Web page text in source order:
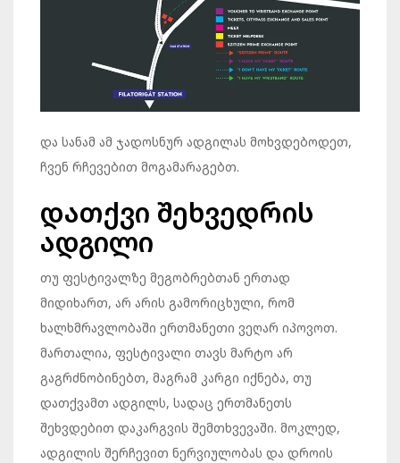
და სანამ ამ ჯადოსნურ ადგილას მოხვდებოდეთ,
ჩვენ რჩევებით მოგამარაგებთ.
დათქვი შეხვედრის
ადგილი
თუ ფესტივალზე მეგობრებთან ერთად
მიდიხართ, არ არის გამორიცხული, რომ
ხალხმრავლობაში ერთმანეთი ვეღარ იპოვოთ.
მართალია, ფესტივალი თავს მარტო არ
გაგრძნობინებთ, მაგრამ კარგი იქნება, თუ
დათქვამთ ადგილს, სადაც ერთმანეთს
შეხვდებით დაკარგვის შემთხვევაში. მოკლედ,
ადგილის შერჩევით ნერვიულობას და დროის